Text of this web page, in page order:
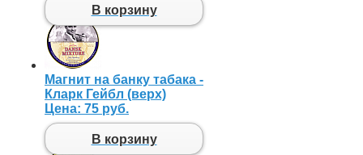
В корзину
Магнит на банку табака -
Кларк Гейбл (верх)
Цена: 75 руб.
В корзину